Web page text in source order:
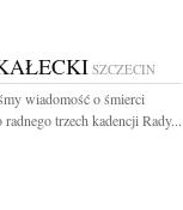
SZCZECIN
wiadomość o śmierci
radnego trzech kadencji Rady...